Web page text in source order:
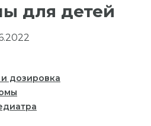
для детей
дозировка